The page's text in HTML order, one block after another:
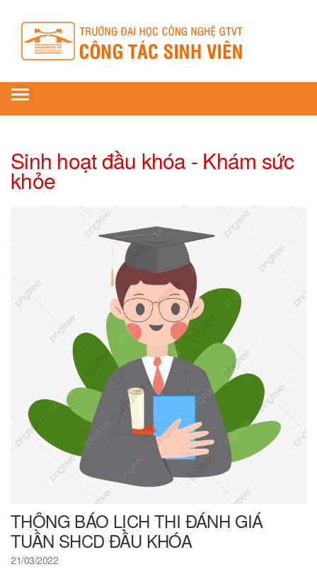
Toggle
Sinh hoạt đầu khóa - Khám sức
khỏe
THÔNG BÁO LỊCH THI ĐÁNH GIÁ
TUẦN SHCD ĐẦU KHÓA
21/03/2022